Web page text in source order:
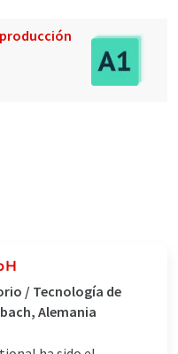
/ Tecnología de
Alemania